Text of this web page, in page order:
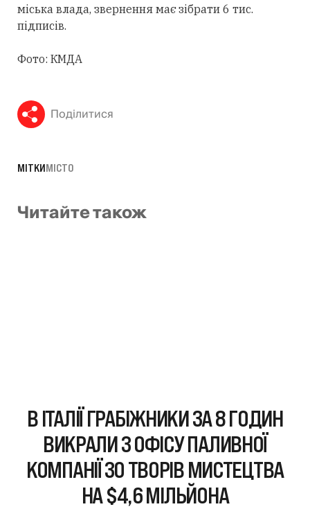
міська влада, звернення має зібрати 6 тис.
підписів.
Фото: КМДА
Поділитися
МІТКИМІСТО
Читайте також
В ІТАЛІЇ ГРАБІЖНИКИ ЗА 8 ГОДИН
ВИКРАЛИ З ОФІСУ ПАЛИВНОЇ
КОМПАНІЇ 30 ТВОРІВ МИСТЕЦТВА
НА $4,6 МІЛЬЙОНА